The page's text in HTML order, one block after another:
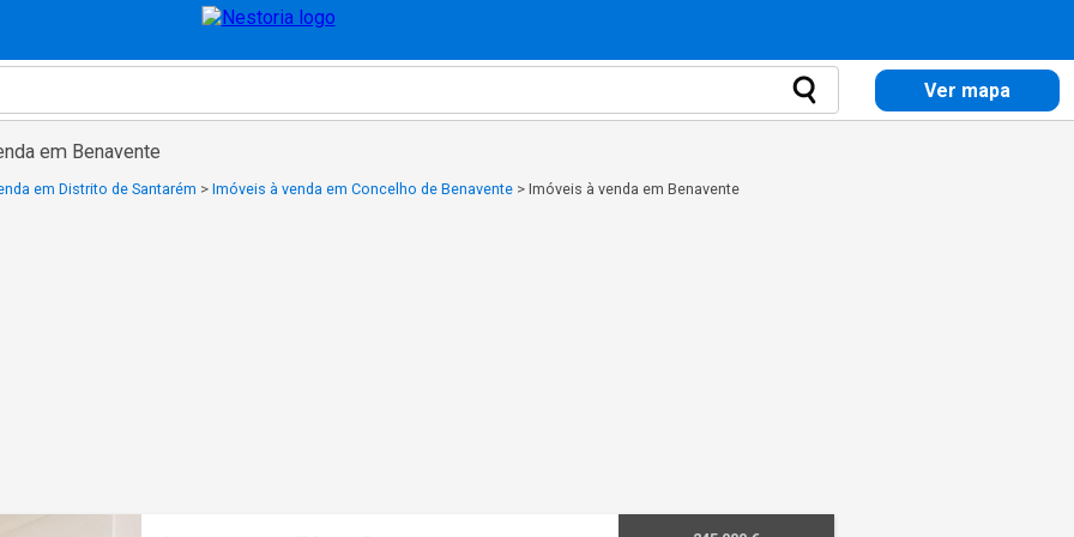
Ver mapa
em Benavente
em Distrito de Santarém > Imóveis à venda em Concelho de Benavente > Imóveis à venda em Benavente